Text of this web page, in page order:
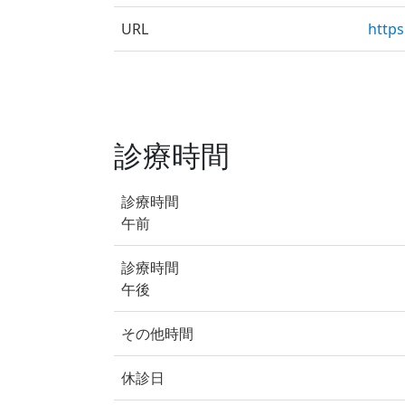
URL
診療時間
診療時間
午前
診療時間
午後
その他時間
休診日